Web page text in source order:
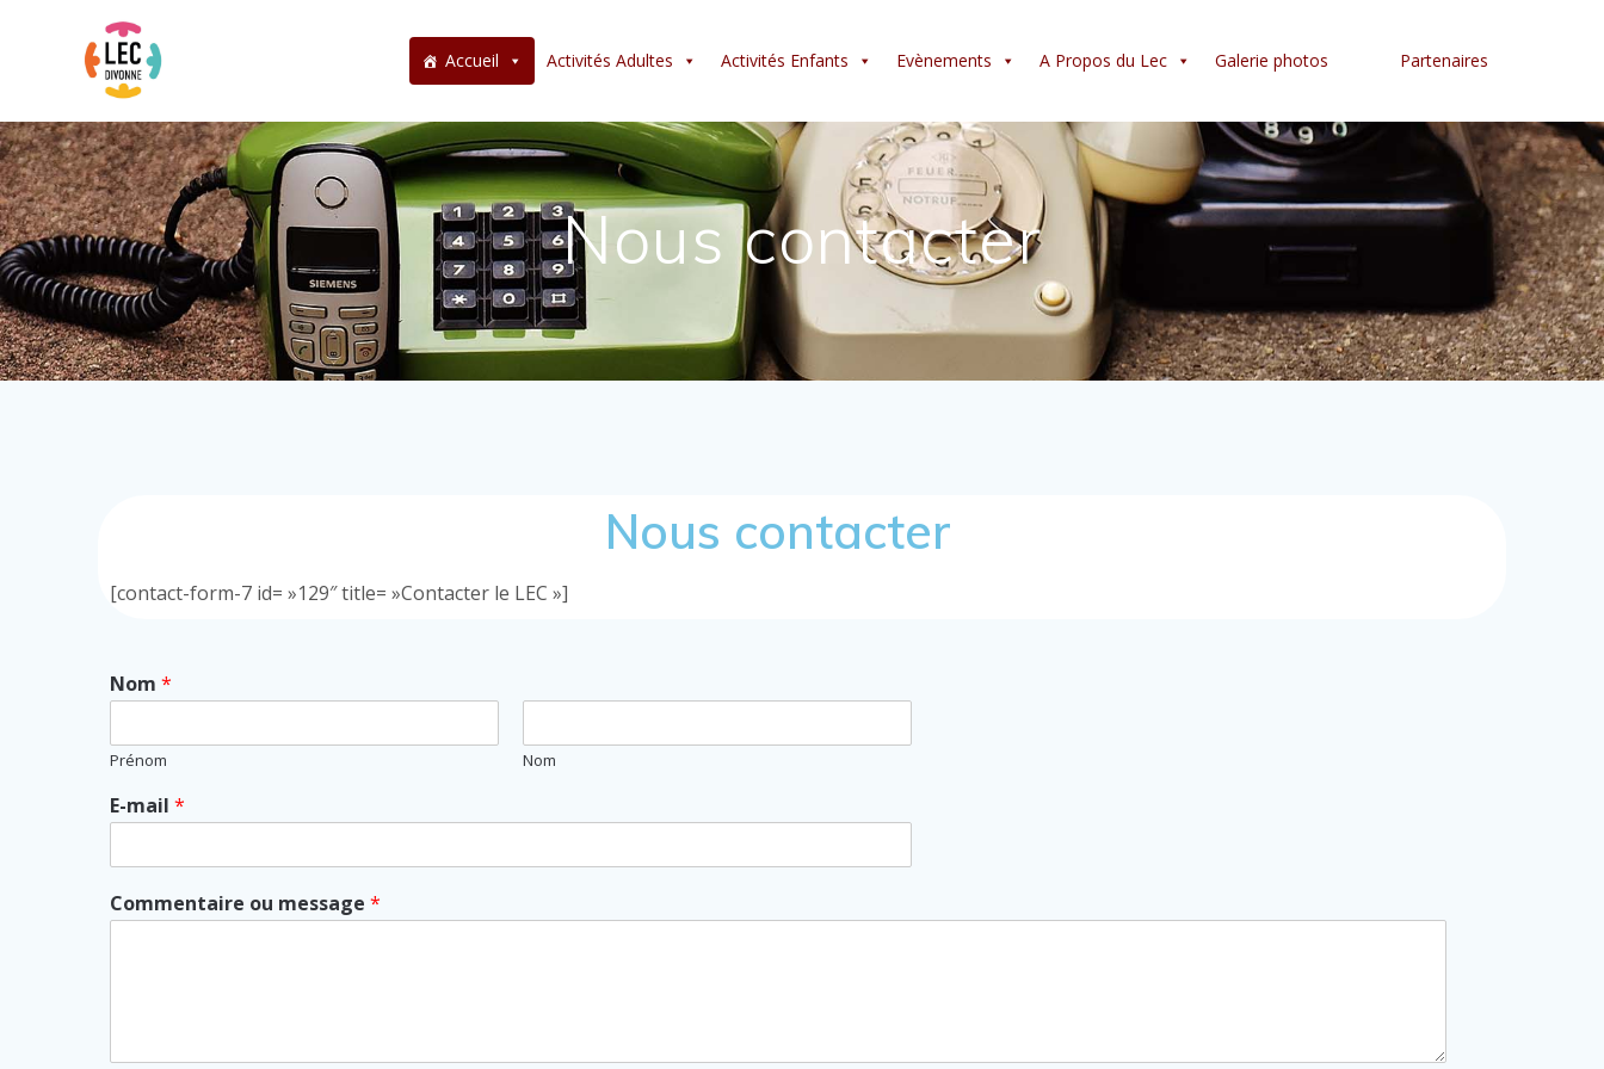
Accueil Activités Adultes Activités Enfants Evènements A Propos du Lec Galerie photos Partenaires
Nous contacter
Nous contacter
[contact-form-7 id= »129″ title= »Contacter le LEC »]
Nom*
Prénom Nom
E-mail*
Commentaire ou message*